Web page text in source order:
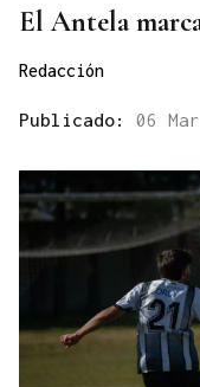
El Antela
Redacción
Publicado: 06